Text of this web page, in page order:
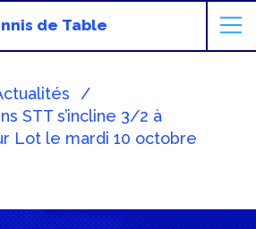
de Table
STT s’incline 3/2 à
Lot le mardi 10 octobre